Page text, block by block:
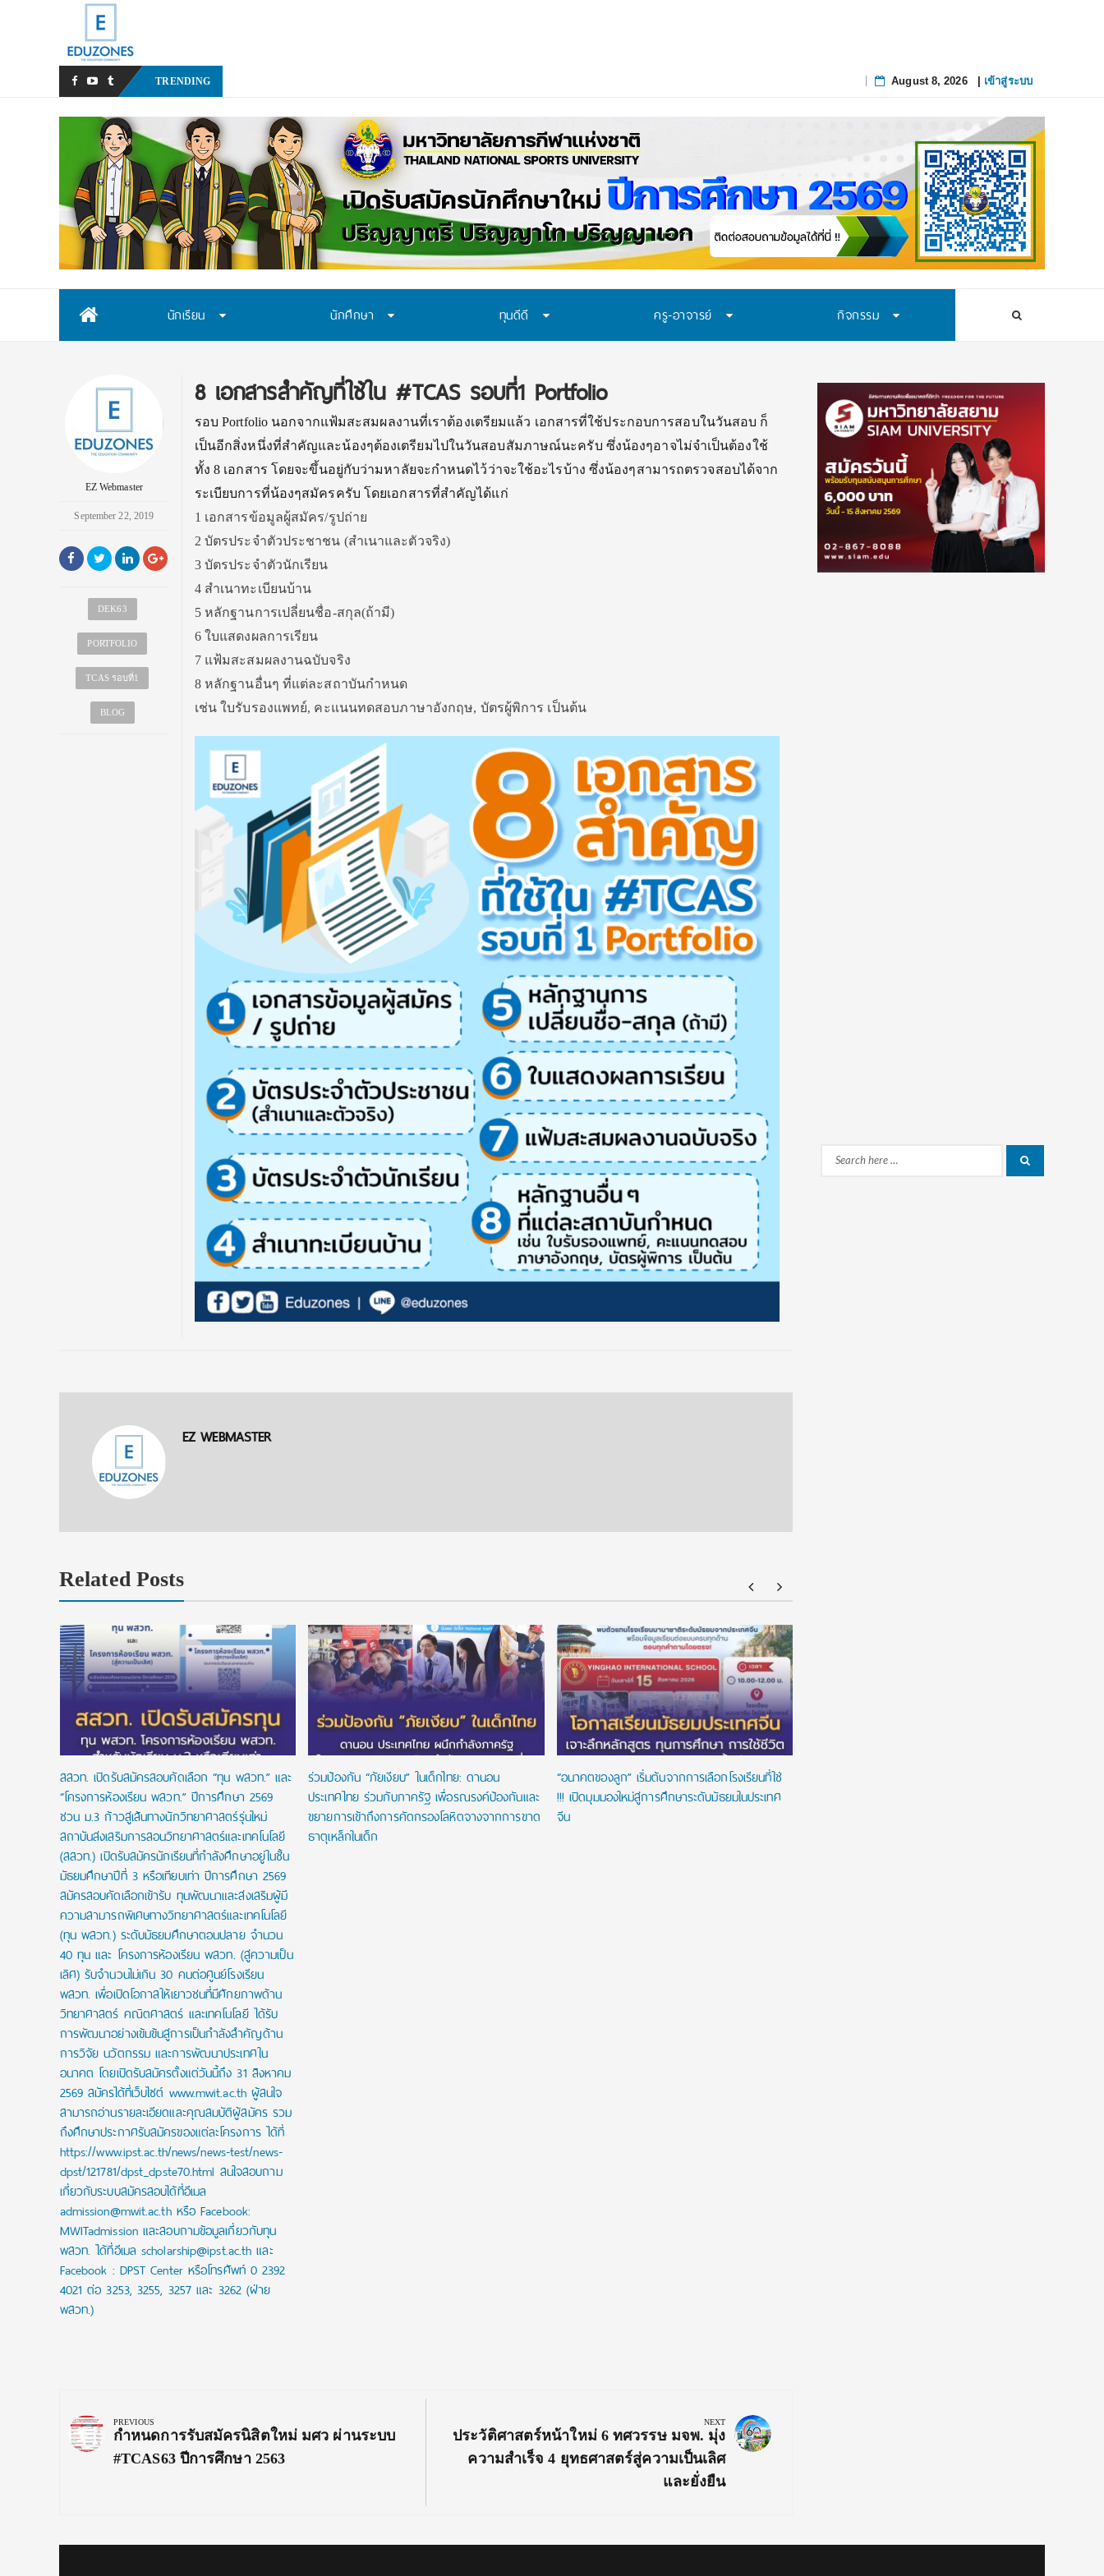
TRENDING August 8, 2026| เข้าสู่ระบบ
นักเรียน นักศึกษา ทุนดีดี ครู-อาจารย์ กิจกรรม
EZ Webmaster
September 22, 2019
DEK63
PORTFOLIO
TCAS รอบที่1
BLOG
8 เอกสารสำคัญที่ใช้ใน #TCAS รอบที่1 Portfolio
รอบ Portfolio นอกจากแฟ้มสะสมผลงานที่เราต้องเตรียมแล้ว เอกสารที่ใช้ประกอบการสอบในวันสอบ ก็
เป็นอีกสิ่งหนึ่งที่สำคัญและน้องๆต้องเตรียมไปในวันสอบสัมภาษณ์นะครับ ซึ่งน้องๆอาจไม่จำเป็นต้องใช้
ทั้ง 8 เอกสาร โดยจะขึ้นอยู่กับว่ามหาลัยจะกำหนดไว้ว่าจะใช้อะไรบ้าง ซึ่งน้องๆสามารถตรวจสอบได้จาก
ระเบียบการที่น้องๆสมัครครับ โดยเอกสารที่สำคัญได้แก่
1 เอกสารข้อมูลผู้สมัคร/รูปถ่าย
2 บัตรประจำตัวประชาชน (สำเนาและตัวจริง)
3 บัตรประจำตัวนักเรียน
4 สำเนาทะเบียนบ้าน
5 หลักฐานการเปลี่ยนชื่อ-สกุล(ถ้ามี)
6 ใบแสดงผลการเรียน
7 แฟ้มสะสมผลงานฉบับจริง
8 หลักฐานอื่นๆ ที่แต่ละสถาบันกำหนด
เช่น ใบรับรองแพทย์, คะแนนทดสอบภาษาอังกฤษ, บัตรผู้พิการ เป็นต้น
EZ WEBMASTER
Related Posts
สสวท. เปิดรับสมัครสอบคัดเลือก “ทุน พสวท.” และ
“โครงการห้องเรียน พสวท.” ปีการศึกษา 2569
ชวน ม.3 ก้าวสู่เส้นทางนักวิทยาศาสตร์รุ่นใหม่
สถาบันส่งเสริมการสอนวิทยาศาสตร์และเทคโนโลยี
(สสวท.) เปิดรับสมัครนักเรียนที่กำลังศึกษาอยู่ในชั้น
มัธยมศึกษาปีที่ 3 หรือเทียบเท่า ปีการศึกษา 2569
สมัครสอบคัดเลือกเข้ารับ ทุนพัฒนาและส่งเสริมผู้มี
ความสามารถพิเศษทางวิทยาศาสตร์และเทคโนโลยี
(ทุน พสวท.) ระดับมัธยมศึกษาตอนปลาย จำนวน
40 ทุน และ โครงการห้องเรียน พสวท. (สู่ความเป็น
เลิศ) รับจำนวนไม่เกิน 30 คนต่อศูนย์โรงเรียน
พสวท. เพื่อเปิดโอกาสให้เยาวชนที่มีศักยภาพด้าน
วิทยาศาสตร์ คณิตศาสตร์ และเทคโนโลยี ได้รับ
การพัฒนาอย่างเข้มข้นสู่การเป็นกำลังสำคัญด้าน
การวิจัย นวัตกรรม และการพัฒนาประเทศใน
อนาคต โดยเปิดรับสมัครตั้งแต่วันนี้ถึง 31 สิงหาคม
2569 สมัครได้ที่เว็บไซต์ www.mwit.ac.th ผู้สนใจ
สามารถอ่านรายละเอียดและคุณสมบัติผู้สมัคร รวม
ถึงศึกษาประกาศรับสมัครของแต่ละโครงการ ได้ที่
https://www.ipst.ac.th/news/news-test/news-
dpst/121781/dpst_dpste70.html สนใจสอบถาม
เกี่ยวกับระบบสมัครสอบได้ที่อีเมล
admission@mwit.ac.th หรือ Facebook:
MWITadmission และสอบถามข้อมูลเกี่ยวกับทุน
พสวท. ได้ที่อีเมล scholarship@ipst.ac.th และ
Facebook : DPST Center หรือโทรศัพท์ 0 2392
4021 ต่อ 3253, 3255, 3257 และ 3262 (ฝ่าย
พสวท.)
ร่วมป้องกัน “ภัยเงียบ” ในเด็กไทย: ดานอน
ประเทศไทย ร่วมกับภาครัฐ เพื่อรณรงค์ป้องกันและ
ขยายการเข้าถึงการคัดกรองโลหิตจางจากการขาด
ธาตุเหล็กในเด็ก
“อนาคตของลูก” เริ่มต้นจากการเลือกโรงเรียนที่ใช่
!!! เปิดมุมมองใหม่สู่การศึกษาระดับมัธยมในประเทศ
จีน
navigation
PREVIOUS
Previous
Post:
กำหนดการรับสมัครนิสิตใหม่ มศว ผ่านระบบ
#TCAS63 ปีการศึกษา 2563
NEXT
Next
Post:
ประวัติศาสตร์หน้าใหม่ 6 ทศวรรษ มจพ. มุ่ง
ความสำเร็จ 4 ยุทธศาสตร์สู่ความเป็นเลิศ
และยั่งยืน
Search